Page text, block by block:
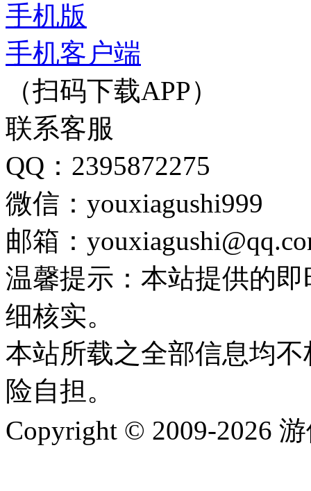
手机版
手机客户端
（扫码下载APP）
联系客服
QQ：2395872275
微信：youxiagushi999
邮箱：
温馨提示：本站提供的
细核实。
本站所载之全部信息均
险自担。
Copyright © 2009-2026